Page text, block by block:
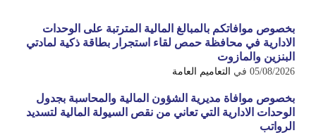
بخصوص موافاتكم بالمبالغ المالية المترتبة على الوحدات
الادارية في محافظة حمص لقاء استجرار بطاقة ذكية لمادتي
البنزين والمازوت
05/08/2026 في التعاميم العامة
بخصوص موافاة مديرية الشؤون المالية والمحاسبة بجدول
الوحدات الادارية التي تعاني من نقص السيولة المالية لتسديد
الرواتب